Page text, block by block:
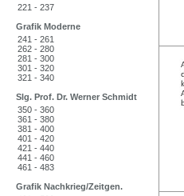
221 - 237
Grafik Moderne
241 - 261
262 - 280
281 - 300
301 - 320
321 - 340
Slg. Prof. Dr. Werner Schmidt
350 - 360
361 - 380
381 - 400
401 - 420
421 - 440
441 - 460
461 - 483
Grafik Nachkrieg/Zeitgen.